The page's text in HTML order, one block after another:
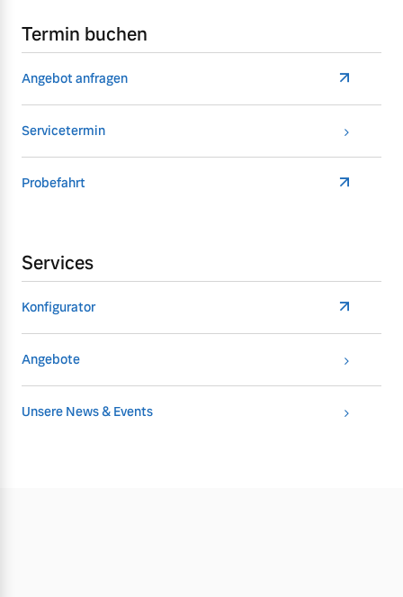
Termin buchen
Angebot anfragen
Servicetermin
Probefahrt
Services
Konfigurator
Angebote
Unsere News & Events